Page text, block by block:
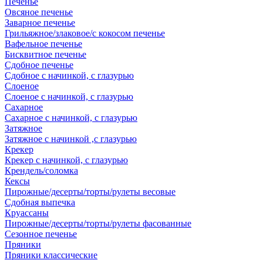
Овсяное печенье
Заварное печенье
Грильяжное/злаковое/с кокосом печенье
Вафельное печенье
Бисквитное печенье
Сдобное печенье
Сдобное с начинкой, с глазурью
Слоеное
Слоеное с начинкой, с глазурью
Сахарное
Сахарное с начинкой, с глазурью
Затяжное
Затяжное с начинкой ,с глазурью
Крекер
Крекер с начинкой, с глазурью
Крендель/соломка
Кексы
Пирожные/десерты/торты/рулеты весовые
Сдобная выпечка
Круассаны
Пирожные/десерты/торты/рулеты фасованные
Сезонное печенье
Пряники
Пряники классические